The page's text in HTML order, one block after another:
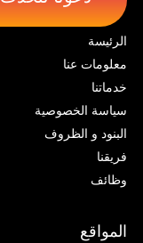
الرئيسة
معلومات عنا
خدماتنا
سياسة الخصوصية
البنود و الظروف
فريقنا
وظائف
المواقع